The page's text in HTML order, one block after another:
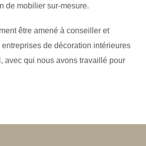
de mobilier sur-mesure.
être amené à conseiller et
de décoration intérieures
avec qui nous avons travaillé pour